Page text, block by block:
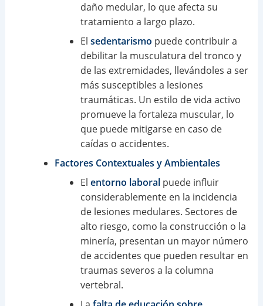
daño medular, lo que afecta su
tratamiento a largo plazo.
El sedentarismo puede contribuir a
debilitar la musculatura del tronco y
de las extremidades, llevándoles a ser
más susceptibles a lesiones
traumáticas. Un estilo de vida activo
promueve la fortaleza muscular, lo
que puede mitigarse en caso de
caídas o accidentes.
Factores Contextuales y Ambientales
El entorno laboralpuede influir
considerablemente en la incidencia
de lesiones medulares. Sectores de
alto riesgo, como la construcción o la
minería, presentan un mayor número
de accidentes que pueden resultar en
traumas severos a la columna
vertebral.